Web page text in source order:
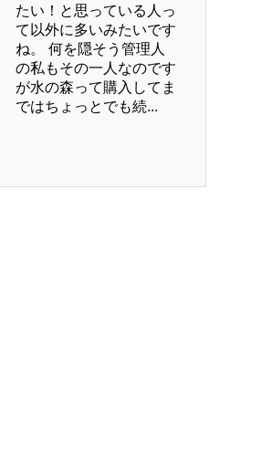
たい！と思っている人っ
て以外に多いみたいです
ね。 何を隠そう管理人
の私もその一人なのです
が水の森って購入してま
ではちょっとでも続...